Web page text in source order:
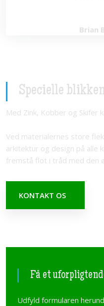
Brian
Specielle
​Med Zink, Kobber og Skifer
Ved materialernes store
arkitektur og design på alle
fremstå flot i tråd med den
KONTAKT OS​
Få et
Udfyld formularen